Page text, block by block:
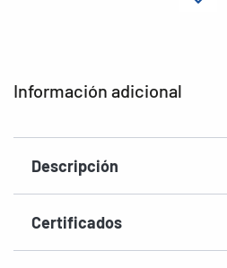
Información adicional
Descripción
Certificados
Forma de las esquinas
Material
EAN